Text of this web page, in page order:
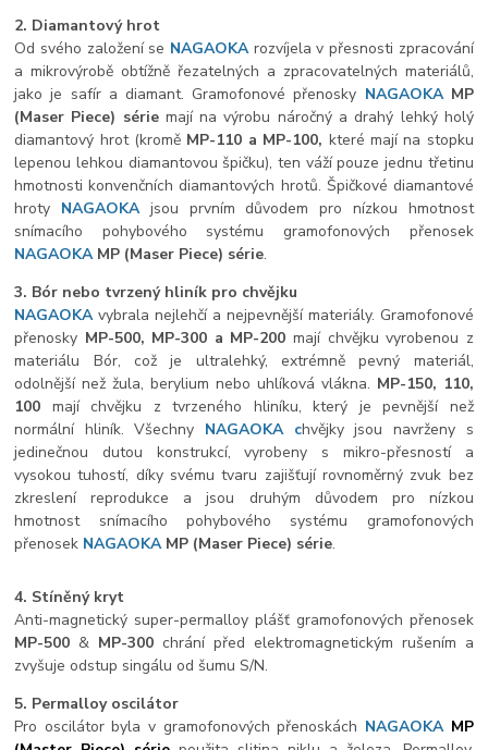
2. Diamantový hrot
Od svého založení se NAGAOKArozvíjela v přesnosti zpracování
a mikrovýrobě obtížně řezatelných a zpracovatelných materiálů,
jako je safír a diamant. Gramofonové přenosky NAGAOKA MP
(Maser Piece) sériemají na výrobu náročný a drahý lehký holý
diamantový hrot (kromě MP-110 a MP-100, které mají na stopku
lepenou lehkou diamantovou špičku), ten váží pouze jednu třetinu
hmotnosti konvenčních diamantových hrotů. Špičkové diamantové
hroty NAGAOKAjsou prvním důvodem pro nízkou hmotnost
snímacího pohybového systému gramofonových přenosek
NAGAOKA MP (Maser Piece) série.
3. Bór nebo tvrzený hliník pro chvějku
NAGAOKAvybrala nejlehčí a nejpevnější materiály. Gramofonové
přenosky MP-500, MP-300 a MP-200 mají chvějku vyrobenou z
materiálu Bór, což je ultralehký, extrémně pevný materiál,
odolnější než žula, berylium nebo uhlíková vlákna. MP-150, 110,
100 mají chvějku z tvrzeného hliníku, který je pevnější než
normální hliník. Všechny NAGAOKA chvějky jsou navrženy s
jedinečnou dutou konstrukcí, vyrobeny s mikro-přesností a
vysokou tuhostí, díky svému tvaru zajišťují rovnoměrný zvuk bez
zkreslení reprodukce a jsou druhým důvodem pro nízkou
hmotnost snímacího pohybového systému gramofonových
přenosek NAGAOKA MP (Maser Piece) série.
4. Stíněný kryt
Anti-magnetický super-permalloy plášť gramofonových přenosek
MP-500 & MP-300 chrání před elektromagnetickým rušením a
zvyšuje odstup singálu od šumu S/N.
5. Permalloy oscilátor
Pro oscilátor byla v gramofonových přenoskách NAGAOKA MP